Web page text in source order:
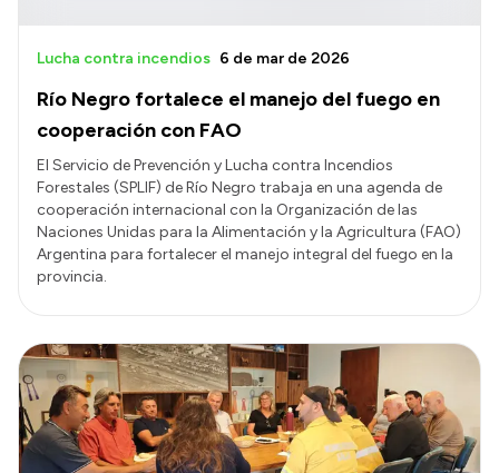
Río Negro fortalece el manejo del fuego en
cooperación con FAO
Lucha contra incendios 6 de mar de 2026
El Servicio de Prevención y Lucha contra Incendios
Forestales (SPLIF) de Río Negro trabaja en una agenda de
cooperación internacional con la Organización de las
Naciones Unidas para la Alimentación y la Agricultura (FAO)
Argentina para fortalecer el manejo integral del fuego en la
provincia.